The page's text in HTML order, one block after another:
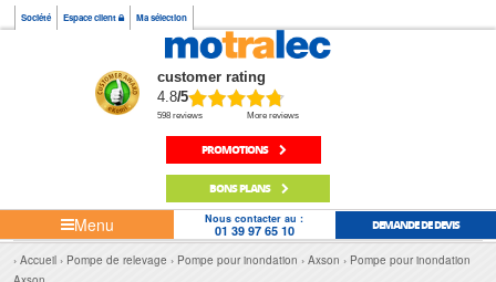
Société Espace client Ma sélection
customer rating
4.8/5
598 reviews More reviews
PROMOTIONS
BONS PLANS
Menu Nous contacter au :
01 39 97 65 10 DEMANDE DE DEVIS
Accueil Pompe de relevage Pompe pour inondation Axson
Pompe pour inondation